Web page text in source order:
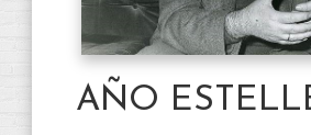
AÑO